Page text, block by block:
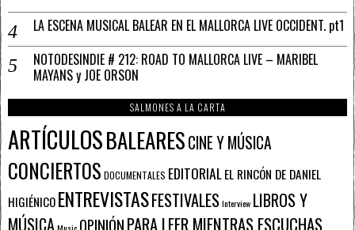
LA ESCENA MUSICAL BALEAR EN EL MALLORCA LIVE OCCIDENT. pt1
NOTODESINDIE # 212: ROAD TO MALLORCA LIVE – MARIBEL
MAYANS y JOE ORSON
SALMONES A LA CARTA
ARTÍCULOSBALEARESCINE Y MÚSICA
CONCIERTOS DOCUMENTALES EDITORIALEL RINCÓN DE DANIEL
HIGIÉNICOENTREVISTASFESTIVALESInterview LIBROS Y
MÚSICAMusic OPINIÓNPARA LEER MIENTRAS ESCUCHAS